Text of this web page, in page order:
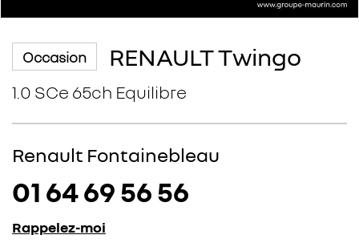
Occasion RENAULT Twingo
1.0 SCe 65ch Equilibre
Renault Fontainebleau
01 64 69 56 56
Rappelez-moi